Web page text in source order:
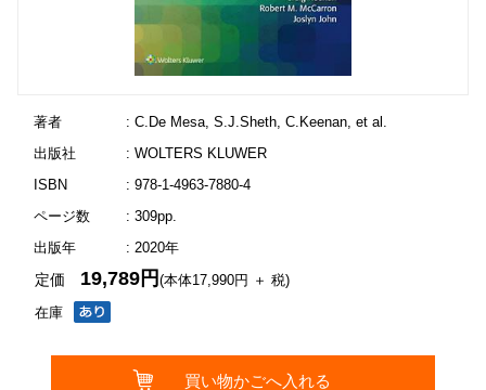
著者
: C.De Mesa, S.J.Sheth, C.Keenan, et al.
出版社
: WOLTERS KLUWER
ISBN
: 978-1-4963-7880-4
ページ数
: 309pp.
出版年
: 2020年
在庫
定価 19,789円(本体17,990円 ＋ 税)